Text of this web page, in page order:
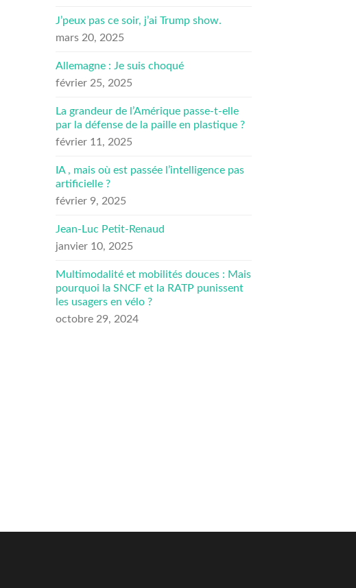
J’peux pas ce soir, j’ai Trump show.
mars 20, 2025
Allemagne : Je suis choqué
février 25, 2025
La grandeur de l’Amérique passe-t-elle
par la défense de la paille en plastique ?
février 11, 2025
IA , mais où est passée l’intelligence pas
artificielle ?
février 9, 2025
Jean-Luc Petit-Renaud
janvier 10, 2025
Multimodalité et mobilités douces : Mais
pourquoi la SNCF et la RATP punissent
les usagers en vélo ?
octobre 29, 2024